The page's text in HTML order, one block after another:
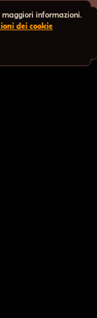
maggiori informazioni.
dei cookie